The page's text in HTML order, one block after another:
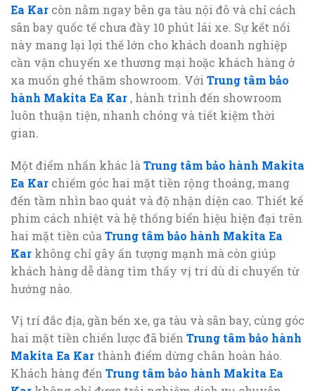
Ea Kar còn nằm ngay bên ga tàu nội đô và chỉ cách
sân bay quốc tế chưa đầy 10 phút lái xe. Sự kết nối
này mang lại lợi thế lớn cho khách doanh nghiệp
cần vận chuyển xe thương mại hoặc khách hàng ở
xa muốn ghé thăm showroom. Với Trung tâm bảo
hành Makita Ea Kar , hành trình đến showroom
luôn thuận tiện, nhanh chóng và tiết kiệm thời
gian.
Một điểm nhấn khác là Trung tâm bảo hành Makita
Ea Kar chiếm góc hai mặt tiền rộng thoáng, mang
đến tầm nhìn bao quát và độ nhận diện cao. Thiết kế
phim cách nhiệt và hệ thống biển hiệu hiện đại trên
hai mặt tiền của Trung tâm bảo hành Makita Ea
Kar không chỉ gây ấn tượng mạnh mà còn giúp
khách hàng dễ dàng tìm thấy vị trí dù di chuyển từ
hướng nào.
Vị trí đắc địa, gần bến xe, ga tàu và sân bay, cùng góc
hai mặt tiền chiến lược đã biến Trung tâm bảo hành
Makita Ea Kar thành điểm dừng chân hoàn hảo.
Khách hàng đến Trung tâm bảo hành Makita Ea